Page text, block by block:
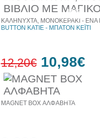
10%
έκπτωση
έκπτωση
ΚΑΛΗΝΥΧΤΑ, ΜΟΝΟΚΕΡΑΚΙ - ΕΝΑ
BUTTON KATIE - ΜΠΑΤΟΝ ΚΕΪΤΙ
12,20€ 10,98€
MAGNET BOX ΑΛΦΑΒΗΤΑ